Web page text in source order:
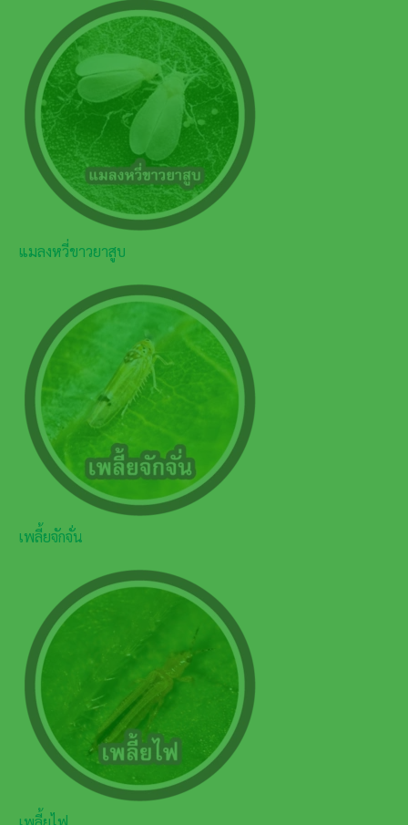
แมลงหวี่ขาวยาสูบ
เพลี้ยจักจั่น